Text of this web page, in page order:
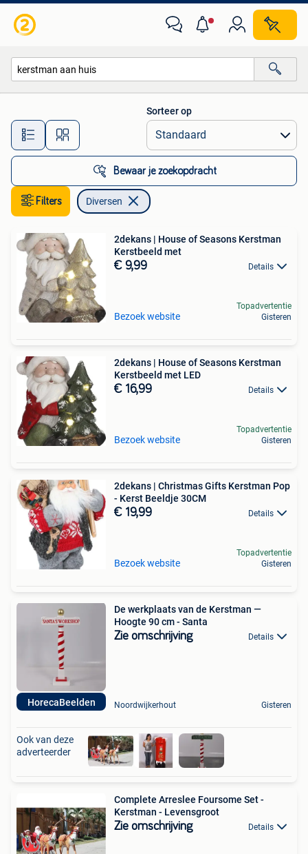
Alle afstanden…
Sorteer op
Bewaar je zoekopdracht
Filters Diversen
2dekans | House of Seasons Kerstman
Kerstbeeld met
€ 9,99 Details
Bezoek website
Topadvertentie
Gisteren
2dekans | House of Seasons Kerstman
Kerstbeeld met LED
€ 16,99 Details
Bezoek website
Topadvertentie
Gisteren
2dekans | Christmas Gifts Kerstman Pop
- Kerst Beeldje 30CM
€ 19,99 Details
Bezoek website
Topadvertentie
Gisteren
HorecaBeelden
De werkplaats van de Kerstman —
Hoogte 90 cm - Santa
Zie omschrijving Details
Noordwijkerhout Gisteren
Ook van deze
adverteerder
Complete Arreslee Foursome Set -
Kerstman - Levensgroot
Zie omschrijving Details